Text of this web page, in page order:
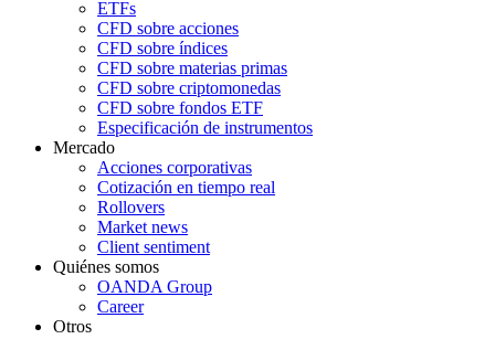
ETFs
CFD sobre acciones
CFD sobre índices
CFD sobre materias primas
CFD sobre criptomonedas
CFD sobre fondos ETF
Especificación de instrumentos
Mercado
Acciones corporativas
Cotización en tiempo real
Rollovers
Market news
Client sentiment
Quiénes somos
OANDA Group
Career
Otros